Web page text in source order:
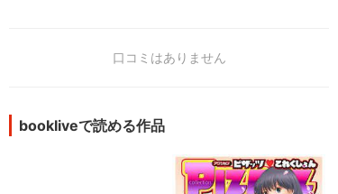
口コミはありません
bookliveで読める作品